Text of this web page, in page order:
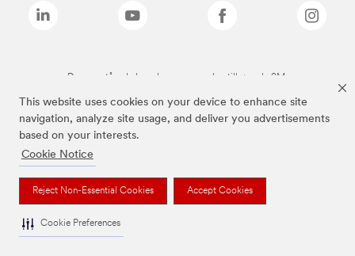
This website uses cookies on your device to enhance site
navigation, analyze site usage, and deliver you advertisements
based on your interests.
Cookie Notice
Reject Non-Essential Cookies Accept Cookies
Cookie Preferences
De ovenstående brands er varemærker tilhørende 3M.